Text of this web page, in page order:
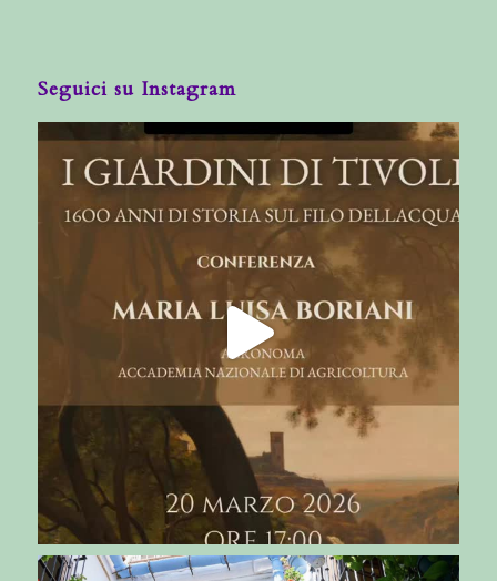
Seguici su Instagram